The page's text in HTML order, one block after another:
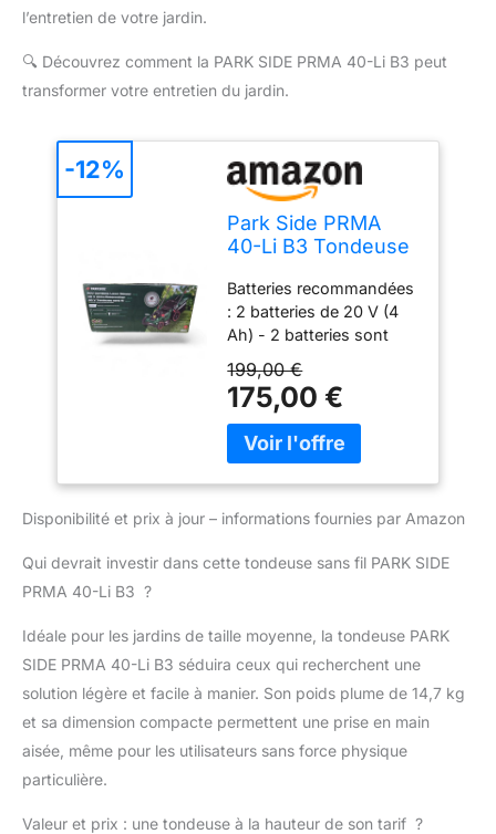
l’entretien de votre jardin.
🔍 Découvrez comment la PARK SIDE PRMA 40-Li B3 peut
transformer votre entretien du jardin.
Park Side PRMA
40-Li B3 Tondeuse
V, Vert
Batteries recommandées
: 2 batteries de 20 V (4
Ah) - 2 batteries sont
obligatoires pour le
fonctionnement, les
batteries ne sont pas
incluses dans la livraison
Moteur innovant sans
% d'autonomie plus
traditionnels -
Puissant et silencieux
Deux types de tonte au
choix : (mode Auto/ECO)
: mode automatique pour
une efficacité et une
performance de coupe
Réglage central de la
199,00 €
175,00 €
-12%
Disponibilité et prix à jour – informations fournies par Amazon
Qui devrait investir dans cette tondeuse sans fil PARK SIDE
PRMA 40-Li B3 ?
Idéale pour les jardins de taille moyenne, la tondeuse PARK
SIDE PRMA 40-Li B3 séduira ceux qui recherchent une
solution légère et facile à manier. Son poids plume de 14,7 kg
et sa dimension compacte permettent une prise en main
aisée, même pour les utilisateurs sans force physique
particulière.
Valeur et prix : une tondeuse à la hauteur de son tarif ?